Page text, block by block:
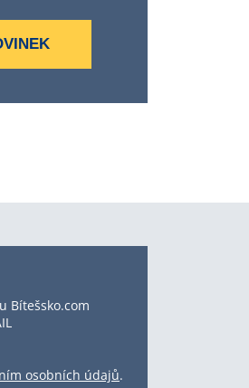
Bítešsko.com
osobních údajů.